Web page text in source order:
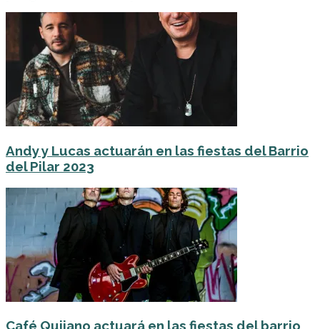
Andy y Lucas actuarán en las fiestas del Barrio
del Pilar 2023
Café Quijano actuará en las fiestas del barrio